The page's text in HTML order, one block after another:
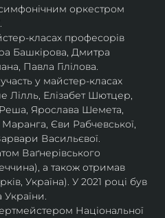
оркестром
класах професорів
Башкірова, Дмитра
Павла Гілілова.
у майстер-класах
Лілль, Елізабет Шютцер,
Реша, Ярослава Шемета,
Єви Рабчевської,
Васильєвої.
Ваґнерівського
а також отримав
Україна). У 2021 році був
України.
Національної